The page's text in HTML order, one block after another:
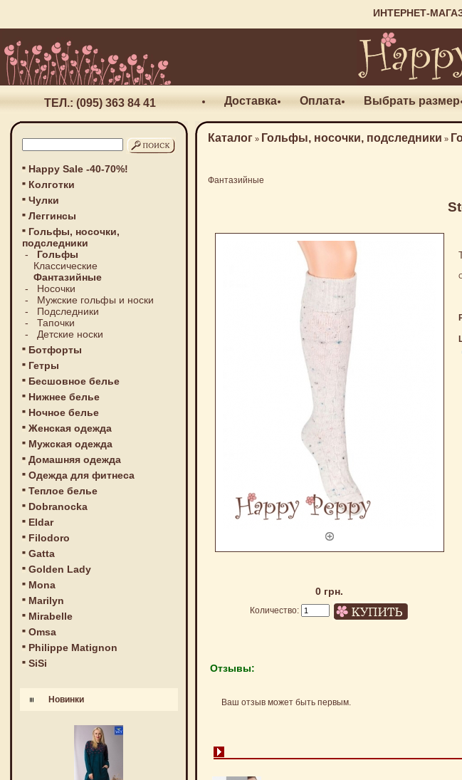
ИНТЕРНЕТ-
ТЕЛ.: (095) 363 84 41 Доставка Оплата Выбрать размер
Happy Sale -40-70%!
Колготки
Чулки
Леггинсы
Гольфы, носочки,
подследники
- Гольфы
Классические
Фантазийные
- Носочки
- Мужские гольфы и носки
- Подследники
- Тапочки
- Детские носки
Ботфорты
Гетры
Бесшовное белье
Нижнее белье
Ночное белье
Женская одежда
Мужская одежда
Домашняя одежда
Одежда для фитнеса
Теплое белье
Dobranocka
Eldar
Filodoro
Gatta
Golden Lady
Mona
Marilyn
Mirabelle
Omsa
Philippe Matignon
SiSi
Новинки
Каталог» Гольфы, носочки, подследники »
Фантазийные
0 грн.
Количество:
Отзывы:
Ваш отзыв может быть первым.